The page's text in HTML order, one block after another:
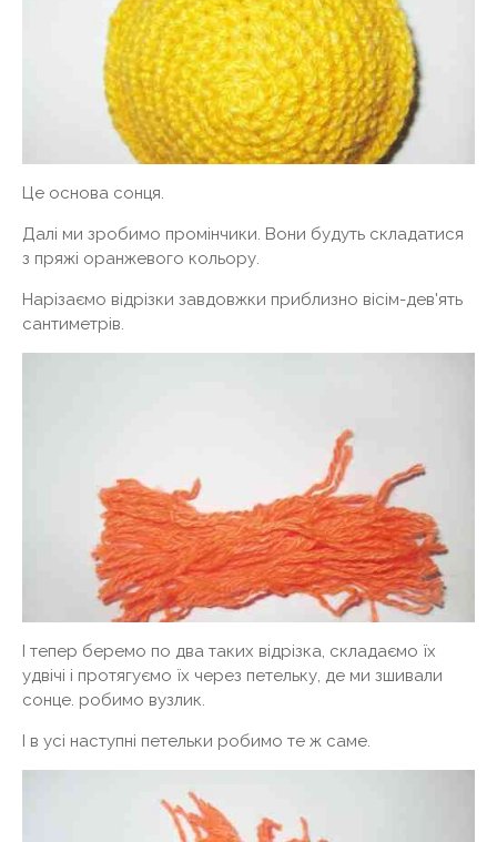
Це основа сонця.
Далі ми зробимо промінчики. Вони будуть складатися
з пряжі оранжевого кольору.
Нарізаємо відрізки завдовжки приблизно вісім-дев'ять
сантиметрів.
І тепер беремо по два таких відрізка, складаємо їх
удвічі і протягуємо їх через петельку, де ми зшивали
сонце. робимо вузлик.
І в усі наступні петельки робимо те ж саме.